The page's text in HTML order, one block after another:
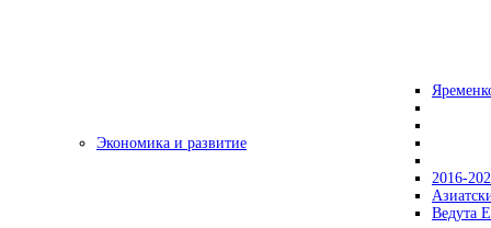
Экономика и развитие
2016-
Ведута